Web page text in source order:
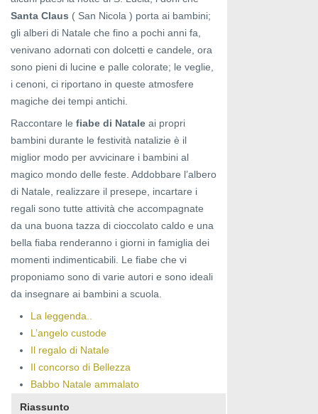
Santa Claus ( San Nicola ) porta ai bambini;
gli alberi di Natale che fino a pochi anni fa,
venivano adornati con dolcetti e candele, ora
sono pieni di lucine e palle colorate; le veglie,
i cenoni, ci riportano in queste atmosfere
magiche dei tempi antichi.
Raccontare le fiabe di Natale ai propri
bambini durante le festività natalizie è il
miglior modo per avvicinare i bambini al
magico mondo delle feste. Addobbare l’albero
di Natale, realizzare il presepe, incartare i
regali sono tutte attività che accompagnate
da una buona tazza di cioccolato caldo e una
bella fiaba renderanno i giorni in famiglia dei
momenti indimenticabili. Le fiabe che vi
proponiamo sono di varie autori e sono ideali
da insegnare ai bambini a scuola.
La leggenda..
L’angelo custode
Il regalo di Natale
Il concorso di Bellezza
Babbo Natale ammalato
Riassunto